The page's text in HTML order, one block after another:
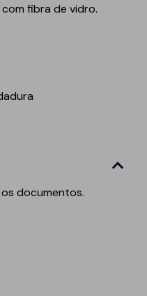
fibra de vidro.
documentos.